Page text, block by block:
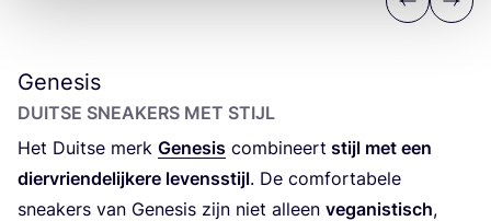
Previous
Next
Genesis
DUIT­SE SNEA­KERS MET STIJL
Het Duit­se merk Gene­sis com­bi­neert stijl met een
dier­vrien­de­lij­ke­re levens­stijl. De com­for­ta­be­le
snea­kers van Gene­sis zijn niet alleen vega­nis­tisch,